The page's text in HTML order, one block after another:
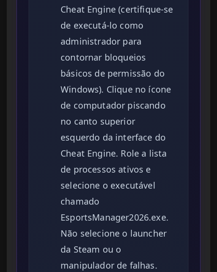
Cheat Engine (certifique-se
de executá-lo como
administrador para
contornar bloqueios
básicos de permissão do
Windows). Clique no ícone
de computador piscando
no canto superior
esquerdo da interface do
Cheat Engine. Role a lista
de processos ativos e
selecione o executável
chamado
EsportsManager2026.exe.
Não selecione o launcher
da Steam ou o
manipulador de falhas.